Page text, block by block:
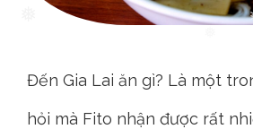
❅
❅ ❅
❅
Đến Gia Lai ăn gì? Là một
hỏi mà Fito nhận được rất